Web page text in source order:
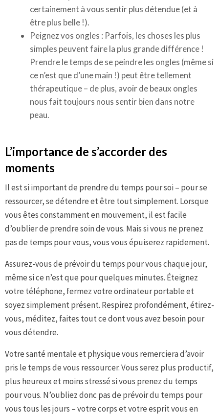
certainement à vous sentir plus détendue (et à
être plus belle !).
Peignez vos ongles : Parfois, les choses les plus
simples peuvent faire la plus grande différence !
Prendre le temps de se peindre les ongles (même si
ce n’est que d’une main !) peut être tellement
thérapeutique – de plus, avoir de beaux ongles
nous fait toujours nous sentir bien dans notre
peau.
L’importance de s’accorder des
moments
Il est si important de prendre du temps pour soi – pour se
ressourcer, se détendre et être tout simplement. Lorsque
vous êtes constamment en mouvement, il est facile
d’oublier de prendre soin de vous. Mais si vous ne prenez
pas de temps pour vous, vous vous épuiserez rapidement.
Assurez-vous de prévoir du temps pour vous chaque jour,
même si ce n’est que pour quelques minutes. Éteignez
votre téléphone, fermez votre ordinateur portable et
soyez simplement présent. Respirez profondément, étirez-
vous, méditez, faites tout ce dont vous avez besoin pour
vous détendre.
Votre santé mentale et physique vous remerciera d’avoir
pris le temps de vous ressourcer. Vous serez plus productif,
plus heureux et moins stressé si vous prenez du temps
pour vous. N’oubliez donc pas de prévoir du temps pour
vous tous les jours – votre corps et votre esprit vous en